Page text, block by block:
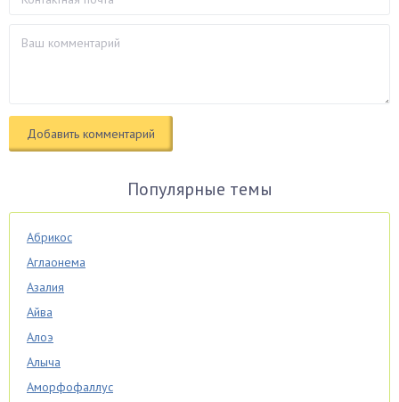
Популярные темы
Абрикос
Аглаонема
Азалия
Айва
Алоэ
Алыча
Аморфофаллус